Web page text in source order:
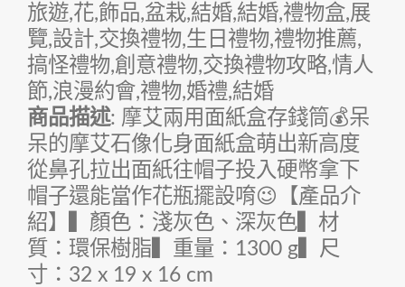
旅遊,花,飾品,盆栽,結婚,結婚,禮物盒,展
覽,設計,交換禮物,生日禮物,禮物推薦,
搞怪禮物,創意禮物,交換禮物攻略,情人
節,浪漫約會,禮物,婚禮,結婚
商品描述: 摩艾兩用面紙盒存錢筒💰呆
呆的摩艾石像化身面紙盒萌出新高度
從鼻孔拉出面紙往帽子投入硬幣拿下
帽子還能當作花瓶擺設唷😉【產品介
紹】▍顏色：淺灰色、深灰色▍材
質：環保樹脂▍重量：1300 g▍尺
寸：32 x 19 x 16 cm